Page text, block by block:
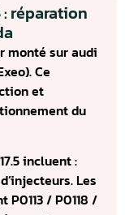
: réparation
monté sur audi
Ce
et
du
incluent :
Les
/ P0118 /